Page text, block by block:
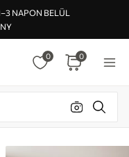
NAPON BELÜL
0 0